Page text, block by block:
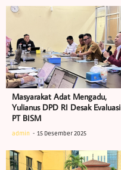
Masyarakat Adat Mengadu,
Yulianus DPD RI Desak Evaluasi
PT BISM
admin 15 Desember 2025